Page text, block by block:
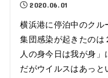
2020.06.01
横浜港に停泊中のクル
集団感染が起きたのは
人の身今日は我が身」
だがウイルスはあっと